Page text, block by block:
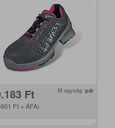
Ft
Ft + ÁFA)
M.egység: pár